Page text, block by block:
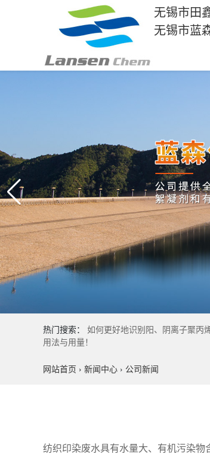
无锡市田
无锡市蓝
热门搜索： 如何更好地识别阳、阴离子聚丙
用法与用量！
网站首页 › 新闻中心 › 公司新闻
纺织印染废水具有水量大、有机污染物